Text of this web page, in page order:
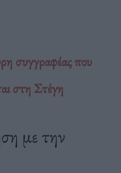
συγγραφέας που
στη Στέγη
με την